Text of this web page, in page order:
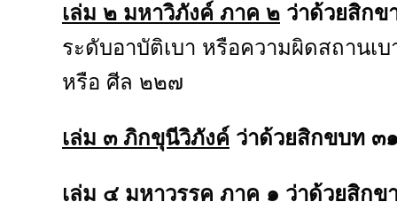
เล่ม ๒ มหาวิภังค์ ภาค ๒ ว่าด้วยสิก
ระดับอาบัติเบา หรือความผิดสถาน
หรือ ศีล ๒๒๗
เล่ม ๓ ภิกขุนีวิภังค์ ว่าด้วยสิกขบท
เล่ม ๔ มหาวรรค ภาค ๑ ว่าด้วยสิกข